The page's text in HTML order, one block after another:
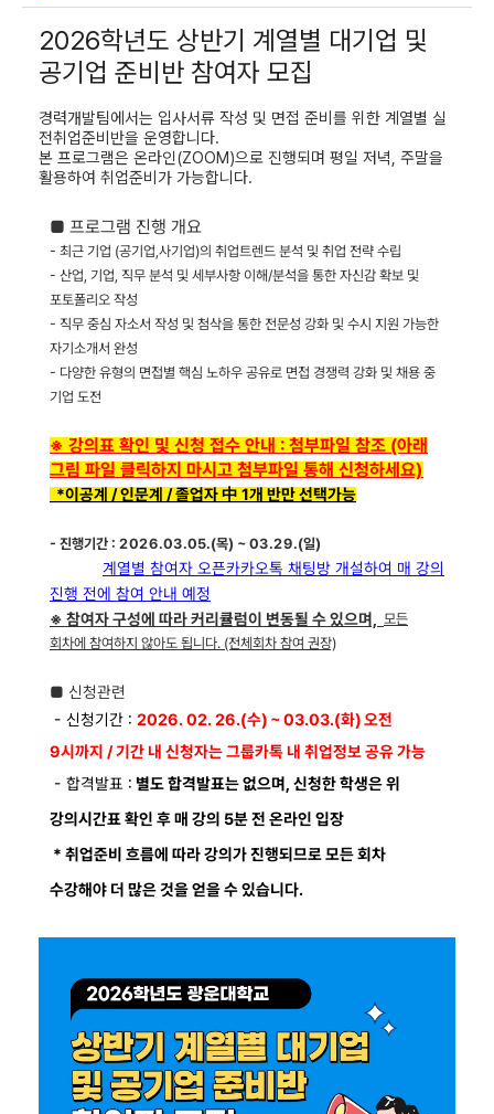
2026학년도 상반기 계열별 대기업 및
공기업 준비반 참여자 모집
경력개발팀에서는 입사서류 작성 및 면접 준비를 위한 계열별 실
전취업준비반을 운영합니다.
본 프로그램은 온라인(ZOOM)으로 진행되며 평일 저녁, 주말을
활용하여 취업준비가 가능합니다.
■ 프로그램 진행개요
- 최근 기업 (공기업,사기업)의 취업트렌드 분석 및 취업 전략 수립
- 산업, 기업, 직무 분석 및 세부사항 이해/분석을 통한 자신감 확보 및
포토폴리오 작성
- 직무 중심 자소서 작성 및 첨삭을 통한 전문성 강화 및 수시 지원 가능한
자기소개서 완성
- 다양한 유형의 면접별 핵심 노하우 공유로 면접 경쟁력 강화 및 채용 중
기업 도전
※ 강의표 확인 및 신청 접수 안내 : 첨부파일 참조 (아래
그림 파일 클릭하지 마시고 첨부파일 통해 신청하세요)
*이공계 / 인문계 / 졸업자 中 1개 반만 선택가능
- 진행기간: 2026.03.05.(목) ~ 03.29.(일)
계열별 참여자 오픈카카오톡 채팅방 개설하여 매 강의
진행 전에 참여 안내 예정
※ 참여자 구성에 따라 커리큘럼이 변동될 수 있으며,모든
회차에 참여하지 않아도 됩니다. (전체회차 참여 권장)
■ 신청관련
- 신청기간 :2026. 02. 26.(수) ~ 03.03.(화) 오전
9시까지 / 기간 내 신청자는 그룹카톡 내 취업정보 공유 가능
- 합격발표 : 별도 합격발표는 없으며, 신청한 학생은 위
강의시간표 확인 후 매 강의 5분 전 온라인 입장
* 취업준비 흐름에 따라 강의가 진행되므로 모든 회차
수강해야 더 많은 것을 얻을 수 있습니다.